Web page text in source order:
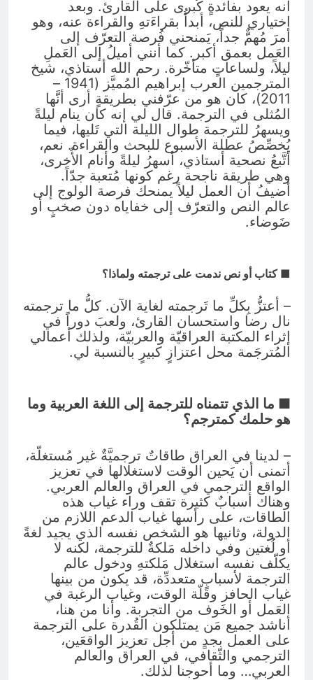
أنه يعود بفائدةٍ كُبرى على القارئ. وبعد
اختياري للنص، أبدأُ بقراءَتهِ والقراءة عنه، وهو
أمرَ مُهمٌّ جداً، يَمنحني فُرصة التعرّف إلى
العَمل بعمق أكبر. كما أنني أميلُ إلى العَملِ
ليلاً، ولساعاتٍ متأخّرة. رحم الله أستاذي، شيخ
المترجمين العرب إبراهيم المُميَّز (1941 –
2011)، كان هو من عرّفني بطريقةٍ أرى أنَّها
المُثلى في الترجمة. قال لي إنه كان ينام ليلةً
ويسهرُ للترجمة طوال الليلة التي تَليها، فيما
يُخصِّصُ عطلة الأسبوع للبحث والقراءة. نعم،
أتَّبعُ نصحية أستاذي، أسهرُ ليلةً وأنام الأُخرى،
وهي طريقة ناجحة رغم كونها مُتعبة جدّاً.
أضيفُ أن العمل ليلاً يمنحك فرصة الولوج إلى
عالم النص والتعرّف إلى خفاياه دون صخبٍ أو
ضَوضاء.
■ كتاب أو نص ندمت على ترجمته ولماذا؟
– أعتزُّ بِكلِّ ما تَرجمته لغاية الآن. كلُّ ما ترجمته
نال رضا واستحسان القارئ، ولعبَ دوراً في
إثراء المكتبة العراقيّة والعربيّة، ولذلك أعمالي
المُترجَمة محل اعتزازٍ كبيرٍ بالنسبة لي.
■ ما الذي تتمناه للترجمة إلى اللغة العربية وما
هو حلمك كمترجم؟
– لدينا في العراق طاقاتٌ ترجميَّةٌ غير مُستغلّة،
أتمنى أن يَحين الوقت لاستغلالها في تعزيز
الواقع الترجمي في العراق والعالم العربي.
وهناك أسبابٌ كثيرة تقف وراء غياب هذه
الطاقات، على رأسها غياب الدعم اللازم من
الدولة، وثانيها هو الشخص نفسه الذي يجيد لغةً
أو لُغتين وفي داخله مَلكةٌ للترجمة، لكنه لا
يكلّف نفسه استغلال مَلكتهِ ودخول عالم
الترجمة لأسبابٍ متعددِّة، قد يكون من بينها
غياب الحافز وقلّة الوقت، وغياب الرغبة في
العَمل أو الخَوف من التجربة. وأنا من هنا،
أناشد جميع مَن يمتلكون القُدرة على الترجمة
على العمل بجدٍ من أجل تعزيز الواقعَين،
الترجمي والثّقافي، في العراق والعالم
العربي… وما أحوجنا لذلك.